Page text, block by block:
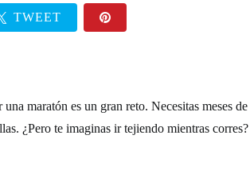
TWEET
una maratón es un gran reto. Necesitas meses
¿Pero te imaginas ir tejiendo mientras corres?